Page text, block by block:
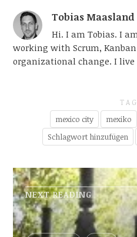
Tobias Maasland
Hi. I am Tobias. I
working with Scrum,
organizational change. I live
mexico city mexiko
Schlagwort hinzufügen
NEXT READING